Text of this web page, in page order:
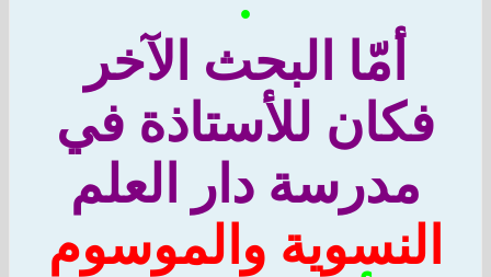
أمّا البحث الآخر
للأستاذة في
مدرسة دار العلم
والموسوم